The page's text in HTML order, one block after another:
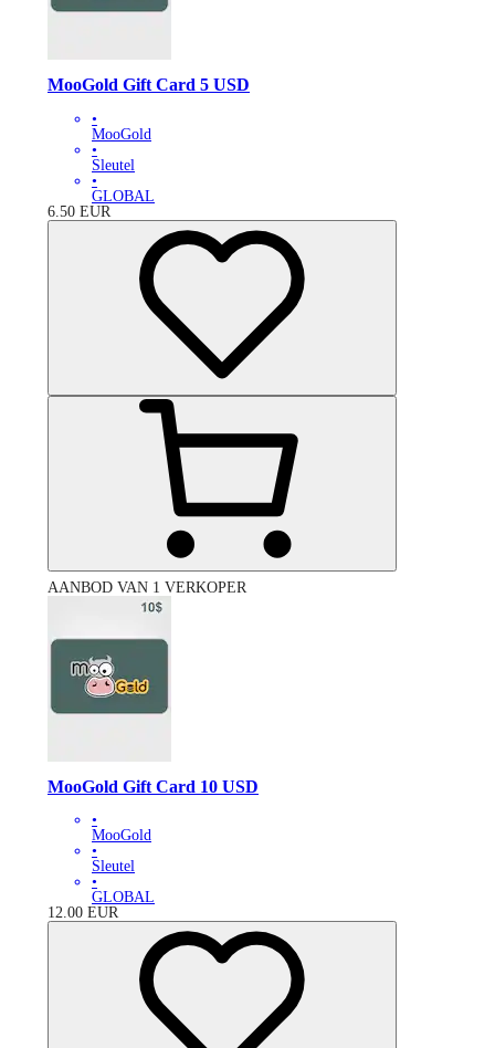
MooGold Gift Card 5 USD
•
MooGold
•
Sleutel
•
GLOBAL
6.50 EUR
AANBOD VAN 1 VERKOPER
MooGold Gift Card 10 USD
•
MooGold
•
Sleutel
•
GLOBAL
12.00 EUR